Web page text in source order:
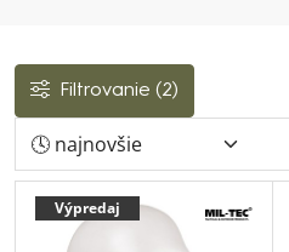
Filtrovanie (2)
Výpredaj